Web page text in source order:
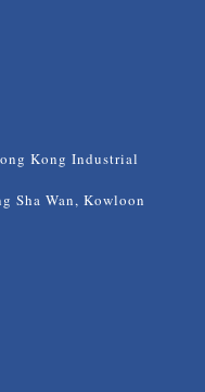
Kong Industrial
Sha Wan, Kowloon